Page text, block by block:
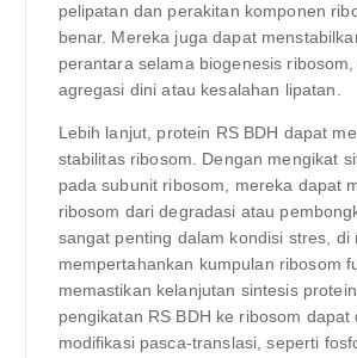
pelipatan dan perakitan komponen
benar. Mereka juga dapat
perantara selama biogenesis
agregasi dini atau kesalahan lipatan.
Lebih lanjut, protein RS BDH dapat
stabilitas ribosom. Dengan mengikat
pada subunit ribosom, mereka dapat
ribosom dari degradasi atau
sangat penting dalam kondisi stres, di
mempertahankan kumpulan ribosom
memastikan kelanjutan sintesis
pengikatan RS BDH ke ribosom dapat
modifikasi pasca-translasi, seperti